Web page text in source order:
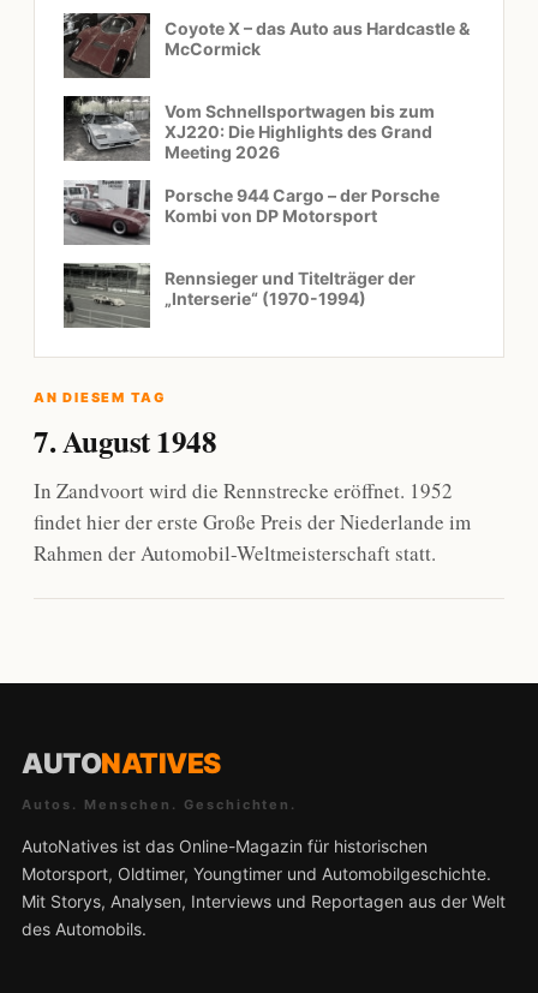
Coyote X – das Auto aus Hardcastle &
McCormick
Vom Schnellsportwagen bis zum
XJ220: Die Highlights des Grand
Meeting 2026
Porsche 944 Cargo – der Porsche
Kombi von DP Motorsport
Rennsieger und Titelträger der
„Interserie“ (1970-1994)
AN DIESEM TAG
7. August 1948
In Zandvoort wird die Rennstrecke eröffnet. 1952
findet hier der erste Große Preis der Niederlande im
Rahmen der Automobil-Weltmeisterschaft statt.
AUTONATIVES
Autos. Menschen. Geschichten.
AutoNatives ist das Online-Magazin für historischen
Motorsport, Oldtimer, Youngtimer und Automobilgeschichte.
Mit Storys, Analysen, Interviews und Reportagen aus der Welt
des Automobils.